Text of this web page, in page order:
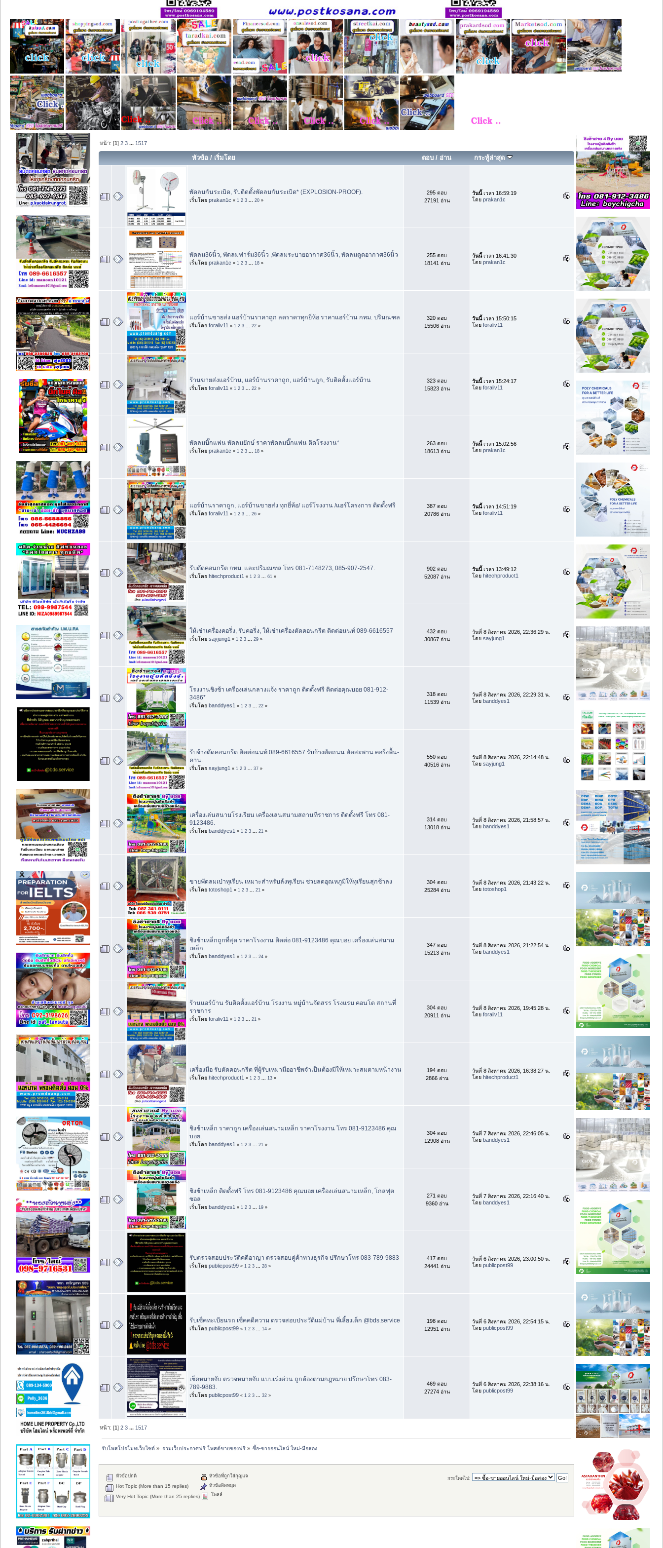
หน้า: [1]2 3 ... 1517
หัวข้อ / เริ่มโดย ตอบ / อ่าน กระทู้ล่าสุด
พัดลมกันระเบิด, รับติดตั้งพัดลมกันระเบิด* (EXPLOSION-PROOF).
เริ่มโดย prakan1c « 1 2 3 20 »
295 ตอบ
27191 อ่าน
วันนี้เวลา 16:59:19
โดย prakan1c
พัดลม36นิ้ว, พัดลมฟาร์ม36นิ้ว ,พัดลมระบายอากาศ36นิ้ว, พัดลมดูดอากาศ36นิ้ว
เริ่มโดย prakan1c « 1 2 3 18 »
255 ตอบ
18141 อ่าน
วันนี้เวลา 16:41:30
โดย prakan1c
แอร์บ้านขายส่ง แอร์บ้านราคาถูก ลดราคาทุกยี่ห้อ ราคาแอร์บ้าน กทม. ปริมณฑล
เริ่มโดย foraliv11 « 1 2 3 22 »
320 ตอบ
15506 อ่าน
วันนี้เวลา 15:50:15
โดย foraliv11
ร้านขายส่งแอร์บ้าน, แอร์บ้านราคาถูก, แอร์บ้านถูก, รับติดตั้งแอร์บ้าน
เริ่มโดย foraliv11 « 1 2 3 22 »
323 ตอบ
15823 อ่าน
วันนี้เวลา 15:24:17
โดย foraliv11
พัดลมบิ๊กแฟน พัดลมยักษ์ ราคาพัดลมบิ๊กแฟน ติดโรงงาน*
เริ่มโดย prakan1c « 1 2 3 18 »
263 ตอบ
18613 อ่าน
วันนี้เวลา 15:02:56
โดย prakan1c
แอร์บ้านราคาถูก, แอร์บ้านขายส่ง ทุกยี่ห้อ/ แอร์โรงงาน /แอร์โครงการ ติดตั้งฟรี
เริ่มโดย foraliv11 « 1 2 3 26 »
387 ตอบ
20786 อ่าน
วันนี้เวลา 14:51:19
โดย foraliv11
รับตัดคอนกรีต กทม. และปริมณฑล โทร 081-7148273, 085-907-2547.
เริ่มโดย hitechproduct1 « 1 2 3 61 »
902 ตอบ
52087 อ่าน
วันนี้เวลา 13:49:12
โดย hitechproduct1
ให้เช่าเครื่องคอริ่ง, รับคอริ่ง, ให้เช่าเครื่องตัดคอนกรีต ติดต่อนนท์ 089-6616557
เริ่มโดย sayjung1 « 1 2 3 29 »
432 ตอบ
30867 อ่าน
วันที่ 8 สิงหาคม 2026, 22:36:29 น.
โดย sayjung1
โรงงานชิงช้า เครื่องเล่นกลางแจ้ง ราคาถูก ติดตั้งฟรี ติดต่อคุณบอย 081-912-
3486*
เริ่มโดย banddyes1 « 1 2 3 22 »
318 ตอบ
11539 อ่าน
วันที่ 8 สิงหาคม 2026, 22:29:31 น.
โดย banddyes1
รับจ้างตัดคอนกรีต ติดต่อนนท์ 089-6616557 รับจ้างตัดถนน ตัดสะพาน คอริ่งพื้น-
คาน.
เริ่มโดย sayjung1 « 1 2 3 37 »
550 ตอบ
40516 อ่าน
วันที่ 8 สิงหาคม 2026, 22:14:48 น.
โดย sayjung1
เครื่องเล่นสนามโรงเรียน เครื่องเล่นสนามสถานที่ราชการ ติดตั้งฟรี โทร 081-
9123486.
เริ่มโดย banddyes1 « 1 2 3 21 »
314 ตอบ
13018 อ่าน
วันที่ 8 สิงหาคม 2026, 21:58:57 น.
โดย banddyes1
ขายพัดลมเป่าทุเรียน เหมาะสำหรับล้งทุเรียน ช่วยลดอุณหภูมิให้ทุเรียนสุกช้าลง
เริ่มโดย totoshop1 « 1 2 3 21 »
304 ตอบ
25284 อ่าน
วันที่ 8 สิงหาคม 2026, 21:43:22 น.
โดย totoshop1
ชิงช้าเหล็กถูกที่สุด ราคาโรงงาน ติดต่อ 081-9123486 คุณบอย เครื่องเล่นสนาม
เหล็ก.
เริ่มโดย banddyes1 « 1 2 3 24 »
347 ตอบ
15213 อ่าน
วันที่ 8 สิงหาคม 2026, 21:22:54 น.
โดย banddyes1
ร้านแอร์บ้าน รับติดตั้งแอร์บ้าน โรงงาน หมู่บ้านจัดสรร โรงแรม คอนโด สถานที่
ราชการ
เริ่มโดย foraliv11 « 1 2 3 21 »
304 ตอบ
20911 อ่าน
วันที่ 8 สิงหาคม 2026, 19:45:28 น.
โดย foraliv11
เครื่องมือ รับตัดคอนกรีต ที่ผู้รับเหมามืออาชีพจำเป็นต้องมีให้เหมาะสมตามหน้างาน
เริ่มโดย hitechproduct1 « 1 2 3 13 »
194 ตอบ
2866 อ่าน
วันที่ 8 สิงหาคม 2026, 16:38:27 น.
โดย hitechproduct1
ชิงช้าเหล็ก ราคาถูก เครื่องเล่นสนามเหล็ก ราคาโรงงาน โทร 081-9123486 คุณ
บอย.
เริ่มโดย banddyes1 « 1 2 3 21 »
304 ตอบ
12908 อ่าน
วันที่ 7 สิงหาคม 2026, 22:46:05 น.
โดย banddyes1
ชิงช้าเหล็ก ติดตั้งฟรี โทร 081-9123486 คุณบอย เครื่องเล่นสนามเหล็ก, โกลฟุต
ซอล
เริ่มโดย banddyes1 « 1 2 3 19 »
271 ตอบ
9360 อ่าน
วันที่ 7 สิงหาคม 2026, 22:16:40 น.
โดย banddyes1
รับตรวจสอบประวัติคดีอาญา ตรวจสอบคู่ค้าทางธุรกิจ ปรึกษาโทร 083-789-9883
เริ่มโดย publicpost99 « 1 2 3 28 »
417 ตอบ
24441 อ่าน
วันที่ 6 สิงหาคม 2026, 23:00:50 น.
โดย publicpost99
รับเช็คทะเบียนรถ เช็คคดีความ ตรวจสอบประวัติแม่บ้าน พี่เลี้ยงเด็ก @bds.service
เริ่มโดย publicpost99 « 1 2 3 14 »
198 ตอบ
12951 อ่าน
วันที่ 6 สิงหาคม 2026, 22:54:15 น.
โดย publicpost99
เช็คหมายจับ ตรวจหมายจับ แบบเร่งด่วน ถูกต้องตามกฎหมาย ปรึกษาโทร 083-
789-9883.
เริ่มโดย publicpost99 « 1 2 3 32 »
469 ตอบ
27274 อ่าน
วันที่ 6 สิงหาคม 2026, 22:38:16 น.
โดย publicpost99
หน้า: [1]2 3 ... 1517
รับโพสโปรโมทเว็บไซต์ » รวมเว็บประกาศฟรี โพสต์ขายของฟรี» ซื้อ-ขายออนไลน์ ใหม่-มือสอง
กระโดดไป:
หัวข้อปกติ
Hot Topic (More than 15 replies)
Very Hot Topic (More than 25 replies)
หัวข้อที่ถูกใส่กุญแจ
หัวข้อติดหมุด
โพลล์